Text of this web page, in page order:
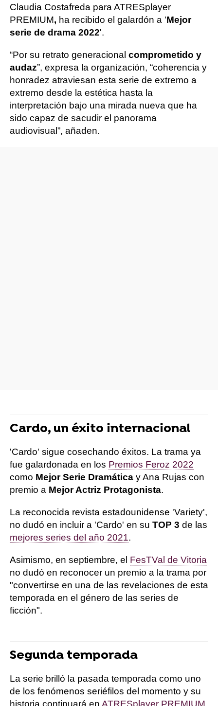
Claudia Costafreda para ATRESplayer
PREMIUM, ha recibido el galardón a 'Mejor
serie de drama 2022'.
“Por su retrato generacional comprometido y
audaz”, expresa la organización, “coherencia y
honradez atraviesan esta serie de extremo a
extremo desde la estética hasta la
interpretación bajo una mirada nueva que ha
sido capaz de sacudir el panorama
audiovisual”, añaden.
Cardo, un éxito internacional
'Cardo' sigue cosechando éxitos. La trama ya
fue galardonada en los Premios Feroz 2022
como Mejor Serie Dramática y Ana Rujas con
premio a Mejor Actriz Protagonista.
La reconocida revista estadounidense 'Variety',
no dudó en incluir a 'Cardo' en su TOP 3 de las
mejores series del año 2021.
Asimismo, en septiembre, el FesTVal de Vitoria
no dudó en reconocer un premio a la trama por
"convertirse en una de las revelaciones de esta
temporada en el género de las series de
ficción".
Segunda temporada
La serie brilló la pasada temporada como uno
de los fenómenos seriéfilos del momento y su
historia continuará en ATRESplayer PREMIUM.